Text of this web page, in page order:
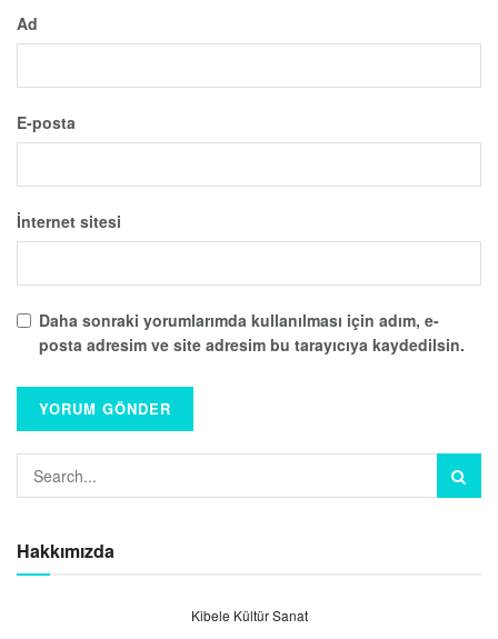
Ad
E-posta
İnternet sitesi
Daha sonraki yorumlarımda kullanılması için adım, e-
posta adresim ve site adresim bu tarayıcıya kaydedilsin.
Hakkımızda
Kibele Kültür Sanat